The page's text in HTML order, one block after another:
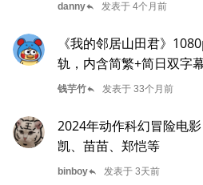
dannyreply 发表于 4个月前
《我的邻居山田君》
轨，内含简繁+简日双字
钱芋竹reply 发表于 33个月前
2024年动作科幻冒险电
凯、苗苗、郑恺等
binboyreply 发表于 3天前